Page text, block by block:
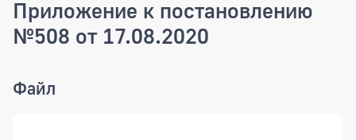
Приложение к постановлению
№508 от 17.08.2020
Приложение к постановлению №508
Файл